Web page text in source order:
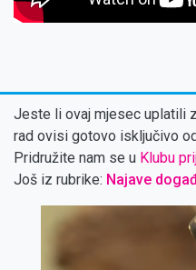
Jeste li ovaj mjesec uplatili
rad ovisi gotovo isključivo
Pridružite nam se u Klubu
Još iz rubrike: Najave